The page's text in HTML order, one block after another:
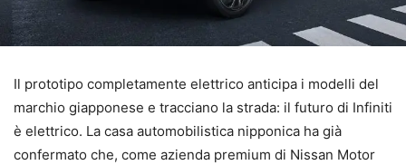
Il prototipo completamente elettrico anticipa i modelli del
marchio giapponese e tracciano la strada: il futuro di Infiniti
è elettrico. La casa automobilistica nipponica ha già
confermato che, come azienda premium di Nissan Motor